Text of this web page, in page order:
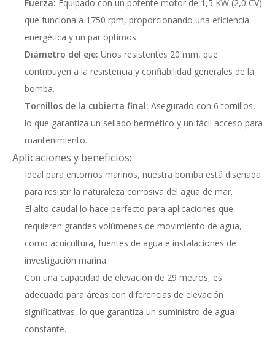
Fuerza: Equipado con un potente motor de 1,5 KW (2,0 CV)
que funciona a 1750 rpm, proporcionando una eficiencia
energética y un par óptimos.
Diámetro del eje: Unos resistentes 20 mm, que
contribuyen a la resistencia y confiabilidad generales de la
bomba.
Tornillos de la cubierta final: Asegurado con 6 tornillos,
lo que garantiza un sellado hermético y un fácil acceso para
mantenimiento.
Aplicaciones y beneficios:
Ideal para entornos marinos, nuestra bomba está diseñada
para resistir la naturaleza corrosiva del agua de mar.
El alto caudal lo hace perfecto para aplicaciones que
requieren grandes volúmenes de movimiento de agua,
como acuicultura, fuentes de agua e instalaciones de
investigación marina.
Con una capacidad de elevación de 29 metros, es
adecuado para áreas con diferencias de elevación
significativas, lo que garantiza un suministro de agua
constante.